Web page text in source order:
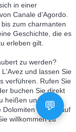
in einer
Canale d’Agordo.
zum charmanten
Geschichte, die es
erleben gilt.
zu werden?
und lassen Sie
verführen. Rufen Sie
buchen Sie direkt
heißen und Ihren
Dolomiten warten auf
willkommen zu